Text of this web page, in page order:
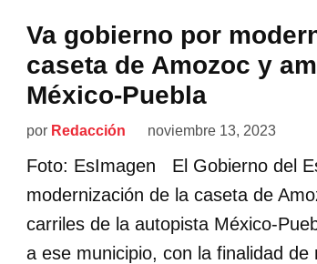
Va gobierno por
caseta de Amozoc y
México-Puebla
por Redacción noviembre 13, 2023
Foto: EsImagen El Gobierno del
modernización de la caseta de
carriles de la autopista México-
a ese municipio, con la finalidad